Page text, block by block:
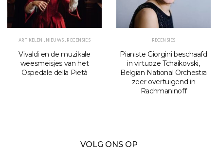
ARTIKELEN ,NIEUWS,RECENSIES
Vivaldi en de muzikale
weesmeisjes van het
Ospedale della Pietà
RECENSIES
Pianiste Giorgini beschaafd
in virtuoze Tchaikovski,
Belgian National Orchestra
zeer overtuigend in
Rachmaninoff
VOLG ONS OP